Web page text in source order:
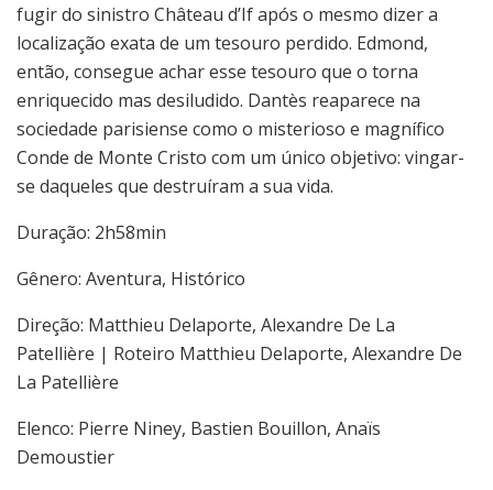
fugir do sinistro Château d’If após o mesmo dizer a
localização exata de um tesouro perdido. Edmond,
então, consegue achar esse tesouro que o torna
enriquecido mas desiludido. Dantès reaparece na
sociedade parisiense como o misterioso e magnífico
Conde de Monte Cristo com um único objetivo: vingar-
se daqueles que destruíram a sua vida.
Duração: 2h58min
Gênero: Aventura, Histórico
Direção: Matthieu Delaporte, Alexandre De La
Patellière | Roteiro Matthieu Delaporte, Alexandre De
La Patellière
Elenco: Pierre Niney, Bastien Bouillon, Anaïs
Demoustier